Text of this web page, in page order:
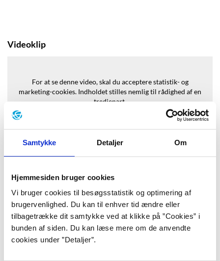
Samtykke Detaljer Om
Hjemmesiden bruger cookies
Vi bruger cookies til besøgsstatistik og optimering af
brugervenlighed. Du kan til enhver tid ændre eller
tilbagetrække dit samtykke ved at klikke på ”Cookies” i
bunden af siden. Du kan læse mere om de anvendte
cookies under ”Detaljer”.
Videoklip
For at se denne video, skal du acceptere statistik- og
marketing-cookies. Indholdet stilles nemlig til rådighed af en
tredjepart.
Opdater samtykke
Baggrund
”Han var ikke direkte vanskabt, men